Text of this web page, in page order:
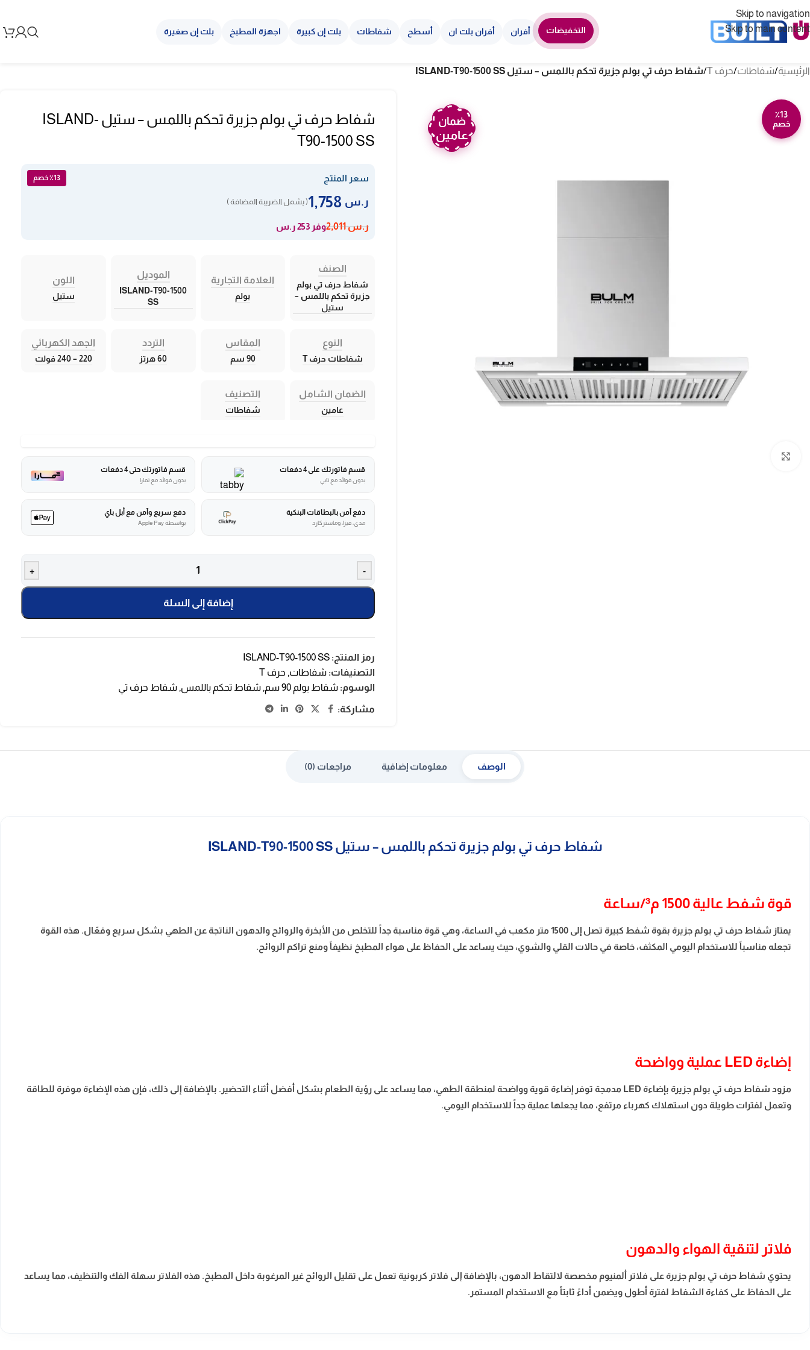
Skip to navigation
Skip to main content
التخفيضات أفران أفران بلت ان أسطح شفاطات بلت إن كبيرة اجهزة المطبخ بلت إن صغيرة
الرئيسية/شفاطات/حرف T /شفاط حرف تي بولم جزيرة تحكم باللمس – ستيل ISLAND-T90-1500 SS
٪13
خصم
ضمان
عامين
شفاط حرف تي بولم جزيرة تحكم باللمس – ستيل ISLAND-
T90-1500 SS
سعر المنتج ٪13 خصم
ر.س ( يشمل الضريبة المضافة )
ر.س2,011 وفر 253 ر.س
الصنف
شفاط حرف تي بولم
جزيرة تحكم باللمس –
ستيل
العلامة التجارية
بولم
الموديل
ISLAND-T90-1500
SS
اللون
ستيل
النوع
شفاطات حرف T
المقاس
90 سم
التردد
60 هرتز
الجهد الكهربائي
220 – 240 فولت
الضمان الشامل
عامين
التصنيف
شفاطات
قسم فاتورتك على 4 دفعات
بدون فوائد مع تابي
قسم فاتورتك حتى 4 دفعات
بدون فوائد مع تمارا
دفع آمن بالبطاقات البنكية
مدى، فيزا، وماستركارد
دفع سريع وآمن مع أبل باي
بواسطة Apple Pay
-
+
إضافة إلى السلة
رمز المنتج: ISLAND-T90-1500 SS
التصنيفات: شفاطات, حرف T
الوسوم: شفاط بولم 90 سم , شفاط تحكم باللمس, شفاط حرف تي
مشاركة:
الوصف معلومات إضافية مراجعات (0)
شفاط حرف تي بولم جزيرة تحكم باللمس – ستيل ISLAND-T90-1500 SS
قوة شفط عالية 1500 م³/ساعة
يمتاز شفاط حرف تي بولم جزيرة بقوة شفط كبيرة تصل إلى 1500 متر مكعب في الساعة، وهي قوة مناسبة جداً للتخلص من الأبخرة والروائح والدهون الناتجة عن الطهي بشكل سريع وفعّال. هذه القوة
تجعله مناسباً للاستخدام اليومي المكثف، خاصة في حالات القلي والشوي، حيث يساعد على الحفاظ على هواء المطبخ نظيفاً ومنع تراكم الروائح.
إضاءة LED عملية وواضحة
مزود شفاط حرف تي بولم جزيرة بإضاءة LED مدمجة توفر إضاءة قوية وواضحة لمنطقة الطهي، مما يساعد على رؤية الطعام بشكل أفضل أثناء التحضير. بالإضافة إلى ذلك، فإن هذه الإضاءة موفرة للطاقة
وتعمل لفترات طويلة دون استهلاك كهرباء مرتفع، مما يجعلها عملية جداً للاستخدام اليومي.
فلاتر لتنقية الهواء والدهون
يحتوي شفاط حرف تي بولم جزيرة على فلاتر ألمنيوم مخصصة لالتقاط الدهون، بالإضافة إلى فلاتر كربونية تعمل على تقليل الروائح غير المرغوبة داخل المطبخ. هذه الفلاتر سهلة الفك والتنظيف، مما يساعد
على الحفاظ على كفاءة الشفاط لفترة أطول ويضمن أداءً ثابتاً مع الاستخدام المستمر.